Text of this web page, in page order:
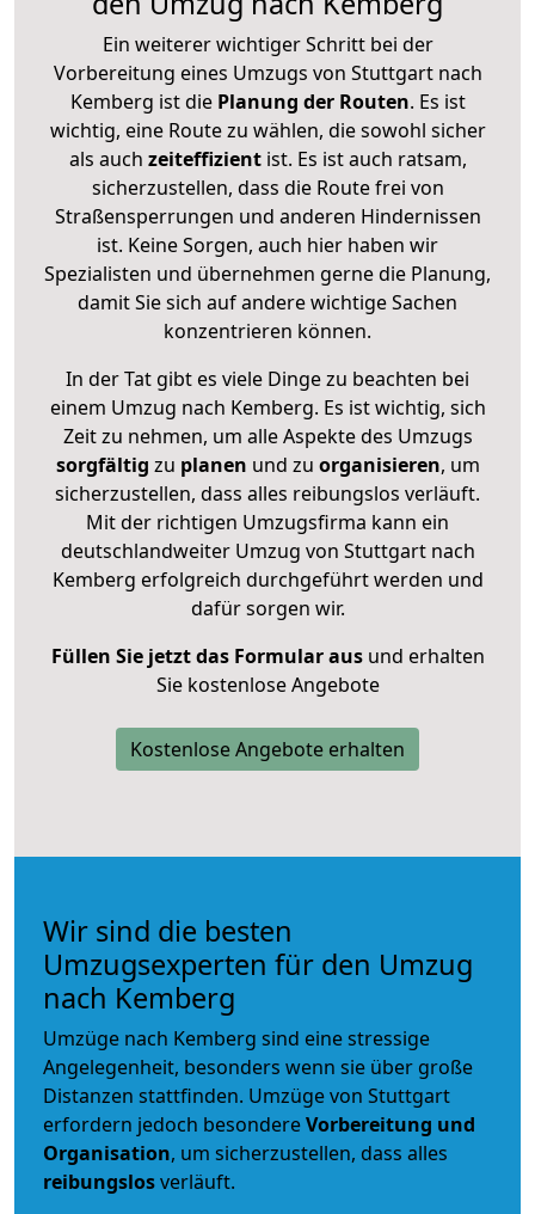
Ein weiterer wichtiger Schritt bei der
Vorbereitung eines Umzugs von Stuttgart nach
Kemberg ist diePlanung der Routen. Es ist
wichtig, eine Route zu wählen, die sowohl sicher
als auch zeiteffizientist. Es ist auch ratsam,
sicherzustellen, dass die Route frei von
Straßensperrungen und anderen Hindernissen
ist. Keine Sorgen, auch hier haben wir
Spezialisten und übernehmen gerne die Planung,
damit Sie sich auf andere wichtige Sachen
konzentrieren können.
In der Tat gibt es viele Dinge zu beachten bei
einem Umzug nach Kemberg. Es ist wichtig, sich
Zeit zu nehmen, um alle Aspekte des Umzugs
sorgfältig zu planen und zu organisieren, um
sicherzustellen, dass alles reibungslos verläuft.
Mit der richtigen Umzugsfirma kann ein
deutschlandweiter Umzug von Stuttgart nach
Kemberg erfolgreich durchgeführt werden und
dafür sorgen wir.
Füllen Sie jetzt das Formular ausund erhalten
Sie kostenlose Angebote
Kostenlose Angebote erhalten
Wir sind die besten
Umzugsexperten für den Umzug
nach Kemberg
Umzüge nach Kemberg sind eine stressige
Angelegenheit, besonders wenn sie über große
Distanzen stattfinden. Umzüge von Stuttgart
erfordern jedoch besondereVorbereitung und
Organisation, um sicherzustellen, dass alles
reibungslosverläuft.